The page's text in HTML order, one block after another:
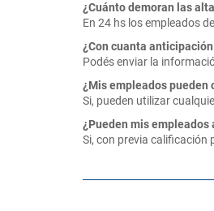
¿Cuánto demoran las
En 24 hs los empleados
¿Con cuanta
Podés enviar la
¿Mis empleados pueden
Si, pueden utilizar
¿Pueden mis
Si, con previa calificación